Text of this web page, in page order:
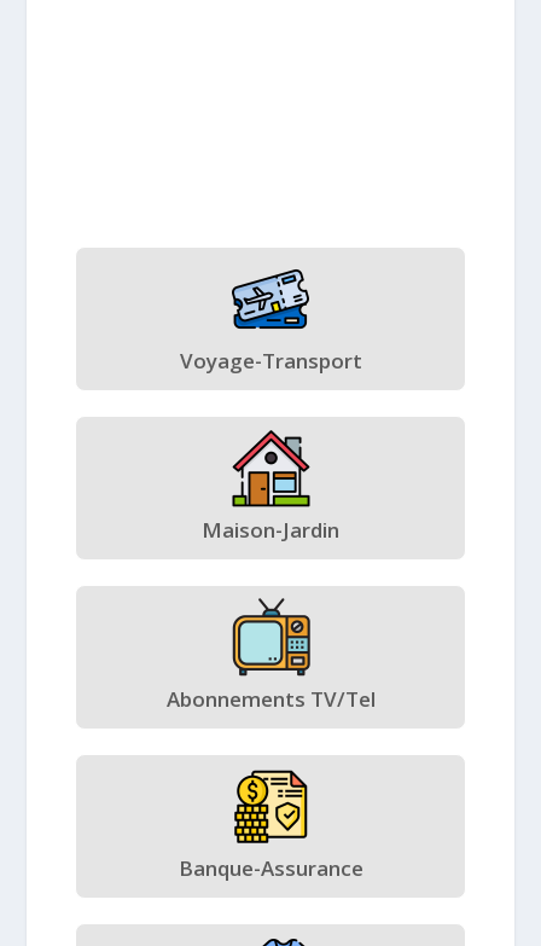
Voyage-Transport
Maison-Jardin
Abonnements TV/Tel
Banque-Assurance